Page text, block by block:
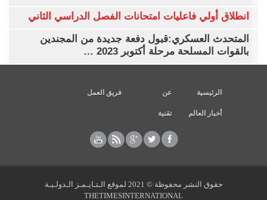
انطلاق أولي فاعليات امتحانات الفصل الدراسي الثاني
المتحدث العسكري:قبول دفعة جديدة من المجندين
بالقوات المسلحة مرحلة أكتوبر 2023 …
الرئيسية عن فريق العمل
أخبار العالم تقنية
حقوق النشر محفوظة © 2021 لموقع الـتـايـمـز الـدولـيـة
THETIMESINTERNATIONAL